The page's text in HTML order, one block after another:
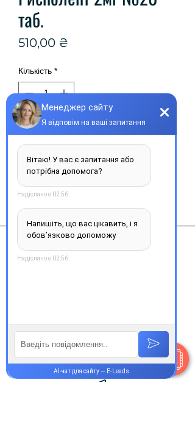
таб.
510,00 ₴
Кількість *
Виробник
Контакти
Пн-Пт:9.00-19.00
Сб-Нд:9.00-16.00